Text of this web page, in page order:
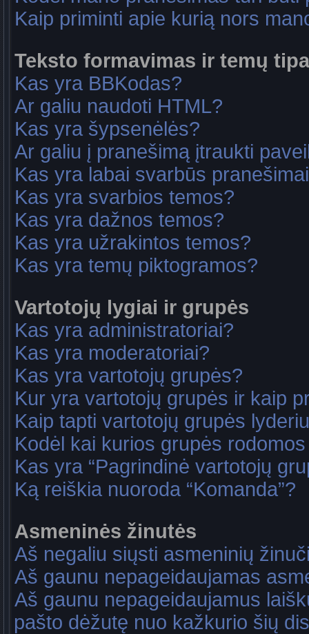
Kaip priminti apie kurią nors
Teksto formavimas ir temų
Kas yra BBKodas?
Ar galiu naudoti HTML?
Kas yra šypsenėlės?
Ar galiu į pranešimą įtraukti
Kas yra labai svarbūs
Kas yra svarbios temos?
Kas yra dažnos temos?
Kas yra užrakintos temos?
Kas yra temų piktogramos?
Vartotojų lygiai ir grupės
Kas yra administratoriai?
Kas yra moderatoriai?
Kas yra vartotojų grupės?
Kur yra vartotojų grupės ir kaip
Kaip tapti vartotojų grupės
Kodėl kai kurios grupės
Kas yra “Pagrindinė vartotojų
Ką reiškia nuoroda “Komanda”?
Asmeninės žinutės
Aš negaliu siųsti asmeninių
Aš gaunu nepageidaujamas
Aš gaunu nepageidaujamus
pašto dėžutę nuo kažkurio šių